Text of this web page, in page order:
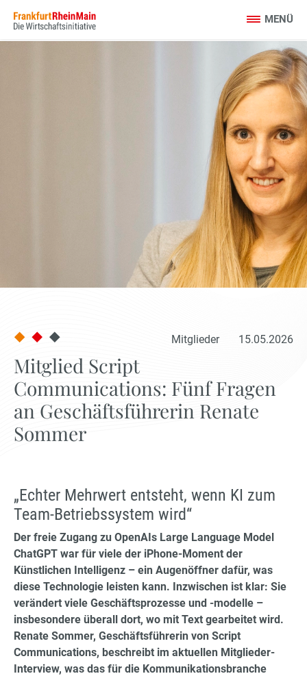
Mitglieder 15.05.2026
Mitglied Script
Communications: Fünf Fragen
an Geschäftsführerin Renate
Sommer
„Echter Mehrwert entsteht, wenn KI zum
Team-Betriebssystem wird“
Der freie Zugang zu OpenAIs Large Language Model
ChatGPT war für viele der iPhone-Moment der
Künstlichen Intelligenz – ein Augenöffner dafür, was
diese Technologie leisten kann. Inzwischen ist klar: Sie
verändert viele Geschäftsprozesse und -modelle –
insbesondere überall dort, wo mit Text gearbeitet wird.
Renate Sommer, Geschäftsführerin von Script
Communications, beschreibt im aktuellen Mitglieder-
Interview, was das für die Kommunikationsbranche